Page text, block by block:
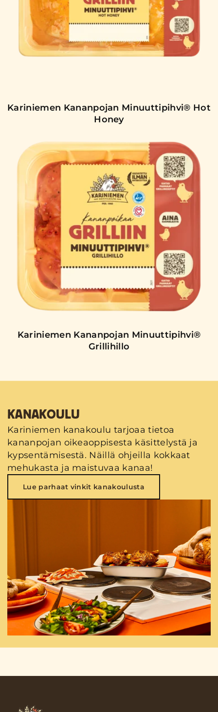
Kariniemen Kananpojan Minuuttipihvi® Hot
Honey
Kariniemen Kananpojan Minuuttipihvi®
Grillihillo
KANAKOULU
Kariniemen kanakoulu tarjoaa tietoa
kananpojan oikeaoppisesta käsittelystä ja
kypsentämisestä. Näillä ohjeilla kokkaat
mehukasta ja maistuvaa kanaa!
Lue parhaat vinkit kanakoulusta